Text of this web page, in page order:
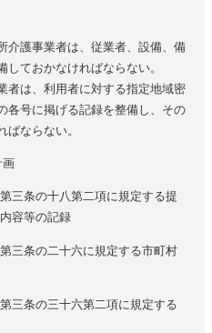
介護事業者は、従業者、設備、備
ておかなければならない。
は、利用者に対する指定地域密
各号に掲げる記録を整備し、その
ならない。
三条の十八第二項に規定する提
容等の記録
三条の二十六に規定する市町村
三条の三十六第二項に規定する